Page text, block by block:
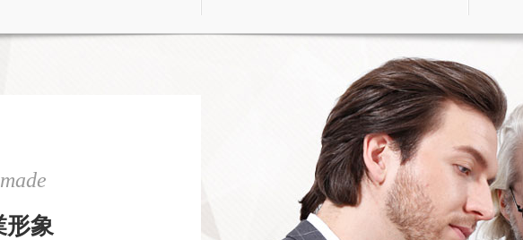
形象